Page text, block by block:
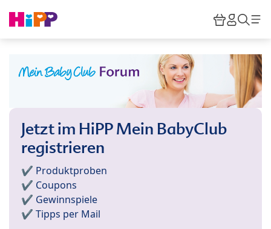
HiPP
Jetzt im HiPP Mein BabyClub
registrieren
✔️ Produktproben
✔️ Coupons
✔️ Gewinnspiele
✔️ Tipps per Mail